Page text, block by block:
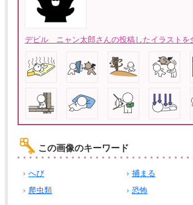
デビル ニャン太郎さんの投稿したイラストを
この画像のキーワード
へび 捕まる
爬虫類
恐怖